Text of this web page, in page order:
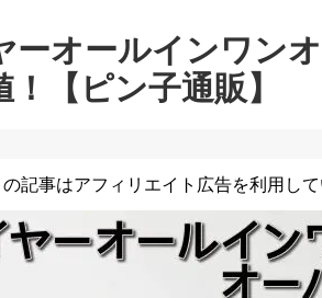
ーオールインワン
！【ピン子通販】
の記事はアフィリエイト広告を利用して